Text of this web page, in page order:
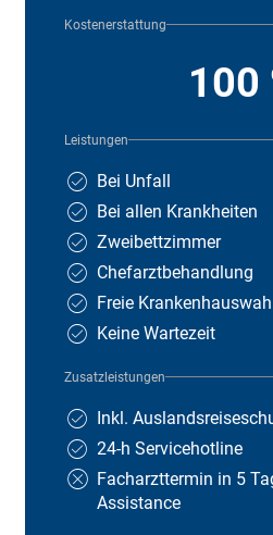
Kostenerstattung
100
Leistungen
Bei Unfall
Bei allen Krankheiten
Zweibettzimmer
Chefarztbehandlung
Freie
Keine Wartezeit
Zusatzleistungen
Inkl.
24-h Servicehotline
Facharzttermin in 5
Assistance